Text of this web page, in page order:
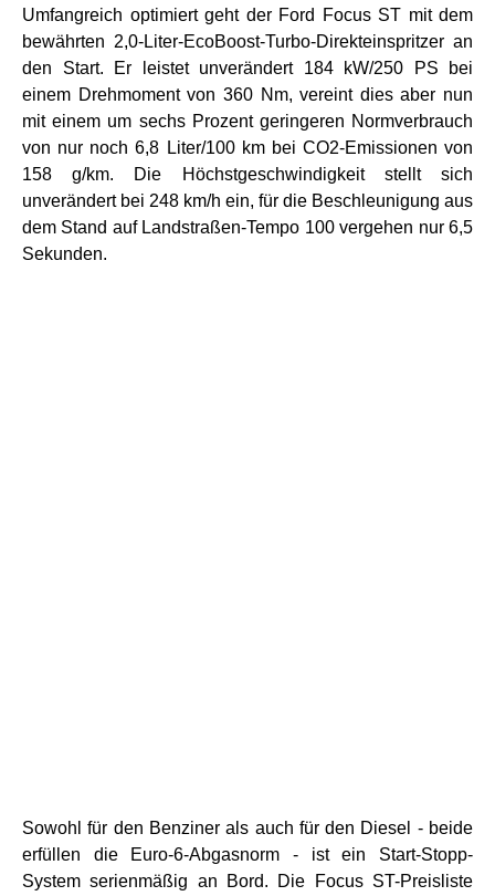
Umfangreich optimiert geht der Ford Focus ST mit dem
bewährten 2,0-Liter-EcoBoost-Turbo-Direkteinspritzer an
den Start. Er leistet unverändert 184 kW/250 PS bei
einem Drehmoment von 360 Nm, vereint dies aber nun
mit einem um sechs Prozent geringeren Normverbrauch
von nur noch 6,8 Liter/100 km bei CO2-Emissionen von
158 g/km. Die Höchstgeschwindigkeit stellt sich
unverändert bei 248 km/h ein, für die Beschleunigung aus
dem Stand auf Landstraßen-Tempo 100 vergehen nur 6,5
Sekunden.
Sowohl für den Benziner als auch für den Diesel - beide
erfüllen die Euro-6-Abgasnorm - ist ein Start-Stopp-
System serienmäßig an Bord. Die Focus ST-Preisliste